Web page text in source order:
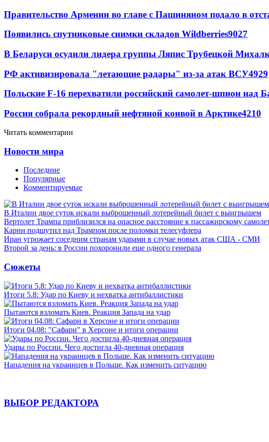
Правительство Армении во главе с Пашиняном подало в
Появились спутниковые снимки складов Wildberries9027
В Беларуси осудили лидера группы Ляпис Трубецкой
РФ активизировала "летающие радары" из-за атак ВСУ4929
Польские F-16 перехватили российский самолет-шпион над
Россия собрала рекордный нефтяной конвой в Арктике4210
Читать комментарии
Новости мира
Последние
Популярные
Комментируемые
В Италии двое суток искали выброшенный лотерейный билет с выигрышем
Вертолет Трампа приблизился на опасное расстояние к пассажирскому
Карни подшутил над Трампом после поломки телесуфлера
Иран угрожает соседним странам ударами в случае новых атак США - СМИ
Второй за день: в России похоронили еще одного генерала
Сюжеты
Итоги 5.8: Удар по Киеву и нехватка антибаллистики
Пытаются взломать Киев. Реакция Запада на удар
Итоги 04.08: "Сафари" в Херсоне и итоги операции
Удары по России. Чего достигла 40-дневная операция
Нападения на украинцев в Польше. Как изменить ситуацию
ВЫБОР РЕДАКТОРА